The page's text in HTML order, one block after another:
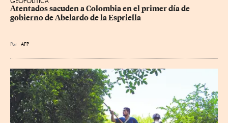
Atentados sacuden a Colombia en el primer día de
gobierno de Abelardo de la Espriella
Por AFP